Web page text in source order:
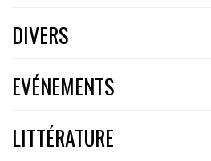
DIVERS
EVÉNEMENTS
LITTÉRATURE